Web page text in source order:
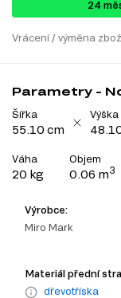
24
Vrácení / výměna
Parametry -
Šířka
55.10 cm
Výška
Váha
20 kg
Objem
0.06 m3
Výrobce:
Miro Mark
Materiál přední
dřevotříska